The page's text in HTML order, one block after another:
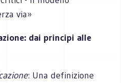
via»
dai principi alle
: Una definizione